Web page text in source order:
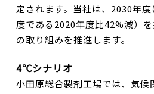
定されます。当社は、2030年
度である2020年度比42%減）
の取り組みを推進します。
4℃シナリオ
小田原総合製剤工場では、気候